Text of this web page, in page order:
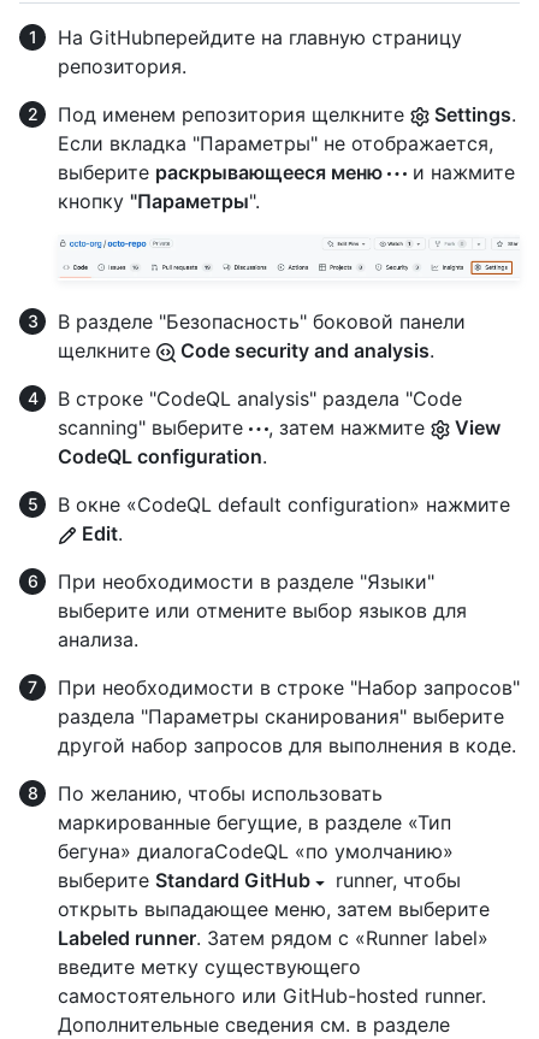
На GitHubперейдите на главную страницу
репозитория.
Под именем репозитория щелкните
Settings.
Если вкладка "Параметры" не отображается,
выберите раскрывающееся меню
и нажмите
кнопку "Параметры".
В разделе "Безопасность" боковой панели
щелкните
Code security and analysis.
В строке "CodeQL analysis" раздела "Code
scanning" выберите
, затем нажмите
View
CodeQL configuration.
В окне «CodeQL default configuration» нажмите
Edit.
При необходимости в разделе "Языки"
выберите или отмените выбор языков для
анализа.
При необходимости в строке "Набор запросов"
раздела "Параметры сканирования" выберите
другой набор запросов для выполнения в коде.
По желанию, чтобы использовать
маркированные бегущие, в разделе «Тип
бегуна» диалогаCodeQL «по умолчанию»
выберите Standard GitHub
runner, чтобы
открыть выпадающее меню, затем выберите
Labeled runner. Затем рядом с «Runner label»
введите метку существующего
самостоятельного или GitHub-hosted runner.
Дополнительные сведения см. в разделе